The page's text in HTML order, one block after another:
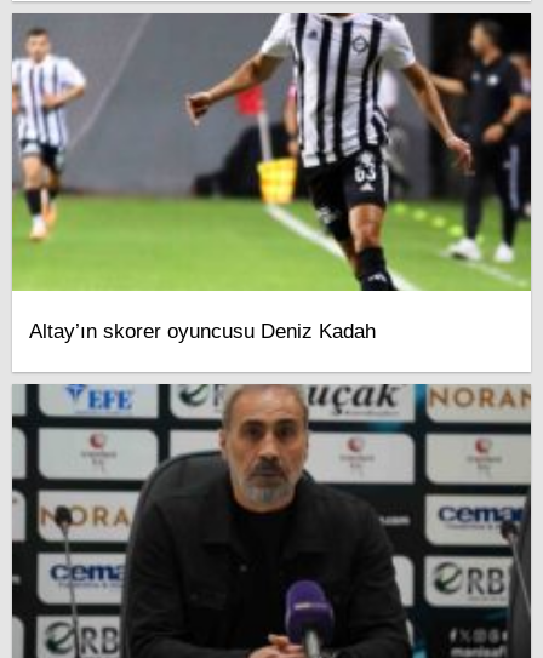
Altay’ın skorer oyuncusu Deniz Kadah